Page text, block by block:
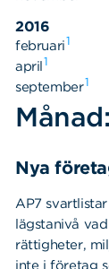
2016
februari1
april1
september1
Nya
AP7
lägstanivå
rättigheter,
inte i företag